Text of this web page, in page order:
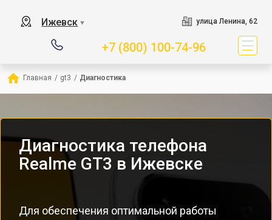
Ижевск ▼ улица Ленина, 62
+7 (800) 100-74-96
Главная / gt3 / Диагностика
Диагностика телефона
Realme GT3 в Ижевске
Для обеспечения оптимальной работы